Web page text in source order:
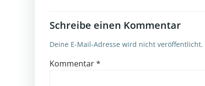
Schreibe einen Kommentar
Deine E-Mail-Adresse wird nicht veröffentlicht.
Kommentar*